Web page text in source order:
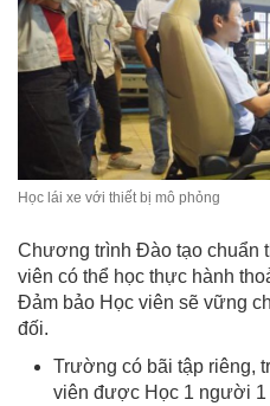
Học lái xe với thiết bị mô phỏng
Chương trình Đào tạo chuẩn
viên có thể học thực hành
Đảm bảo Học viên sẽ vững
đối.
Trường có bãi tập riêng,
viên được Học 1 người 1